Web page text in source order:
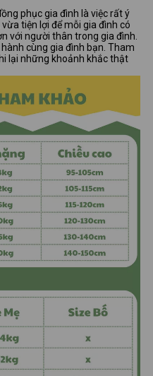
phục gia đình là việc rất ý
tiện lợi để mỗi gia đình có
với người thân trong gia đình.
cùng gia đình bạn. Tham
lại những khoảnh khắc thật